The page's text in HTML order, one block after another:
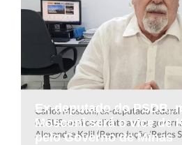
Ex-deputado do PSDB,
Mosconi será o vice de
pelo Governo de Minas